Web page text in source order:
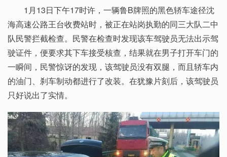
1月13日下午17时许，一辆鲁B牌照的黑色轿车途径沈
海高速公路王台收费站时，被正在站岗执勤的同三大队二中
队民警拦截检查。民警在检查时发现该车驾驶员无法出示驾
驶证件，便要求其下车接受核查，结果就在男子打开车门的
一瞬间，民警惊讶的发现，该驾驶员没有双腿，而且轿车内
的油门、刹车制动都进行了改装。在犹豫片刻后，该驾驶员
只好说出了实情。